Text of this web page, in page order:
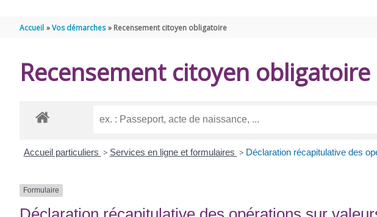
Accueil Vos démarches Recensement citoyen obligatoire
Recensement citoyen obligatoire
Accueil particuliers > Services en ligne et formulaires > Déclaration récapitulative des
Formulaire